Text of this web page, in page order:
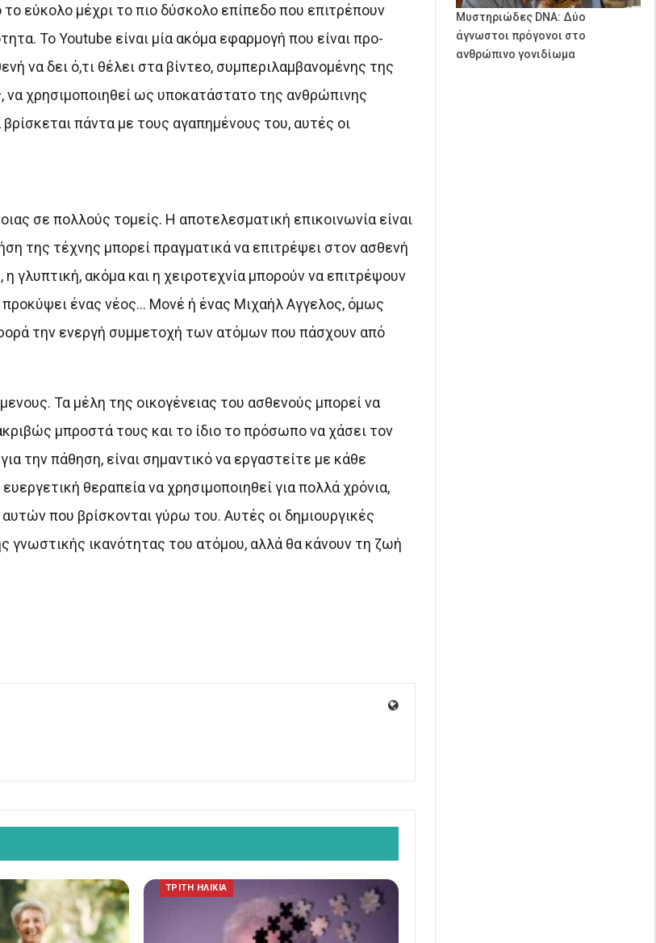
εύκολο μέχρι το πιο δύσκολο επίπεδο που επιτρέπουν
Το Υοutube είναι μία ακόμα εφαρμογή που είναι προ-
να δει ό,τι θέλει στα βίντεο, συμπεριλαμβανομένης της
χρησιμοποιηθεί ως υποκατάστατο της ανθρώπινης
πάντα με τους αγαπημένους του, αυτές οι
σε πολλούς τομείς. Η αποτελεσματική επικοινωνία είναι
της τέχνης μπορεί πραγματικά να επιτρέψει στον ασθενή
γλυπτική, ακόμα και η χειροτεχνία μπορούν να επιτρέψουν
προκύψει ένας νέος… Μονέ ή ένας Μιχαήλ Αγγελος, όμως
την ενεργή συμμετοχή των ατόμων που πάσχουν από
Τα μέλη της οικογένειας του ασθενούς μπορεί να
μπροστά τους και το ίδιο το πρόσωπο να χάσει τον
την πάθηση, είναι σημαντικό να εργαστείτε με κάθε
θεραπεία να χρησιμοποιηθεί για πολλά χρόνια,
που βρίσκονται γύρω του. Αυτές οι δημιουργικές
γνωστικής ικανότητας του ατόμου, αλλά θα κάνουν τη ζωή
ΤΡΙΤΗ ΗΛΙΚΙΑ
Μυστηριώδες DNA: Δύο
άγνωστοι πρόγονοι στο
ανθρώπινο γονιδίωμα